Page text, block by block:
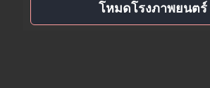
โหมดโรงภาพยนตร์